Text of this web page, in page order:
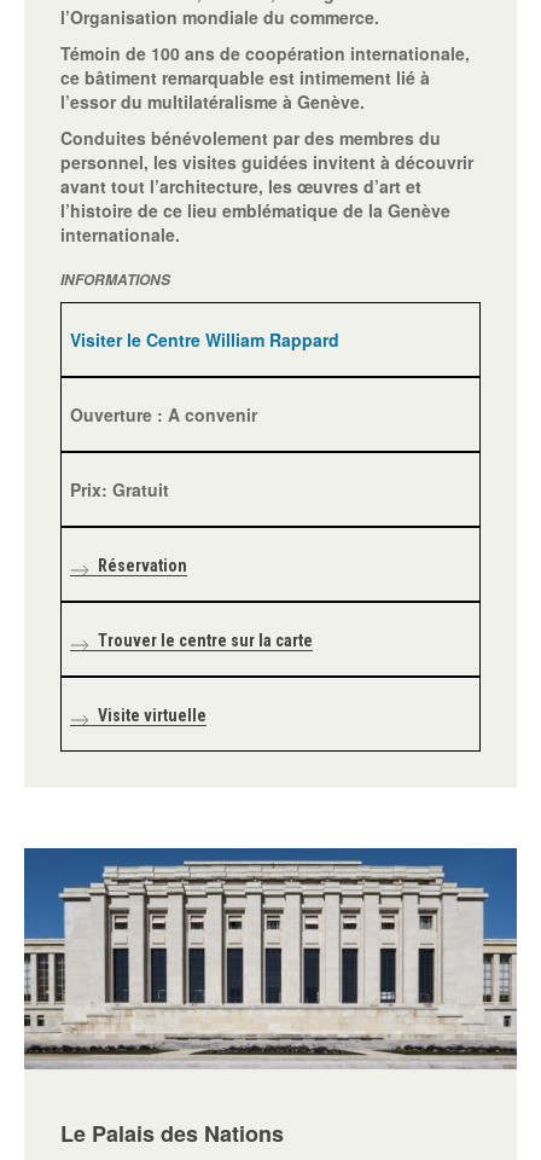
l’Organisation mondiale du commerce.
Témoin de 100 ans de coopération internationale,
ce bâtiment remarquable est intimement lié à
l’essor du multilatéralisme à Genève.
Conduites bénévolement par des membres du
personnel, les visites guidées invitent à découvrir
avant tout l’architecture, les œuvres d’art et
l’histoire de ce lieu emblématique de la Genève
internationale.
INFORMATIONS
Visiter le Centre William Rappard
Ouverture : A convenir
Prix: Gratuit
Réservation
Trouver le centre sur la carte
Visite virtuelle
Le Palais des Nations